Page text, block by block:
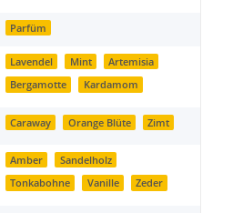
Parfüm
Lavendel Mint
Artemisia
Bergamotte
Kardamom
Caraway Orange Blüte Zimt
Amber
Sandelholz
Tonkabohne
Vanille Zeder